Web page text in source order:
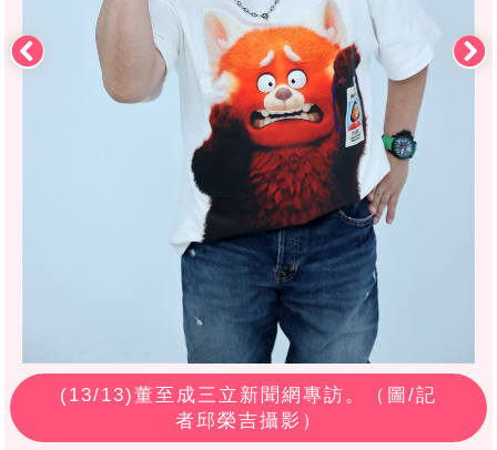
(13/13)董至成三立新聞網專訪。（圖/記
者邱榮吉攝影）